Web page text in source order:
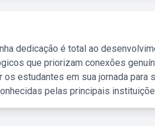
dedicação é total ao
que priorizam conexões
os estudantes em sua jornada para
pelas principais